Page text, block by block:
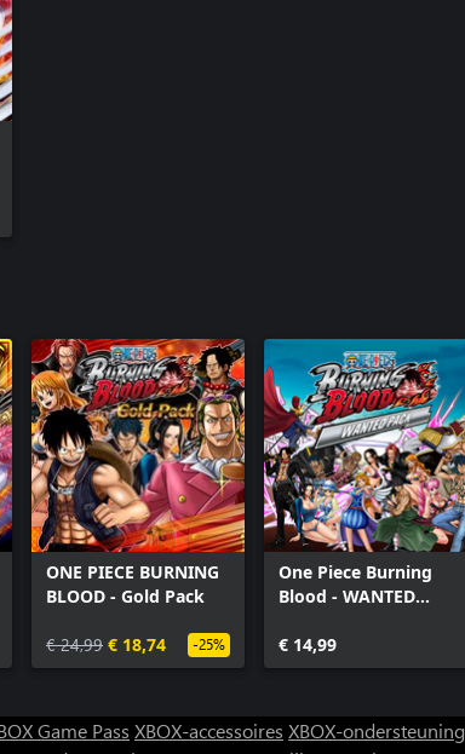
ONE PIECE BURNING
BLOOD - Gold Pack
€ 24,99 € 18,74 -25%
One Piece Burning
Blood - WANTED
€ 14,99
Game Pass XBOX-accessoires XBOX-ondersteuning